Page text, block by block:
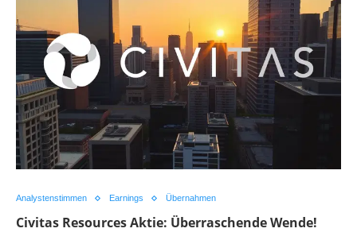
Analystenstimmen Earnings Übernahmen
Civitas Resources Aktie: Überraschende Wende!